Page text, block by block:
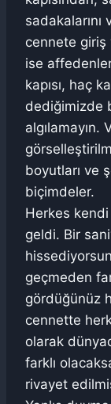
sadakalarını
cennete giriş
ise
kapısı, haç
dediğimizde
boyutları ve
biçimdeler.
Herkes kendi
geldi. Bir
geçmeden
gördüğünüz
cennette
olarak
farklı
rivayet